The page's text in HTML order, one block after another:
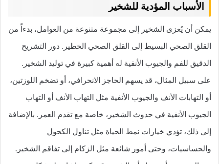
الأسباب المؤدية للشخير
يمكن أن يُعزى الشخير إلى مجموعة متنوعة من العوامل، بدءاً من
القلق الصحي البسيط إلى القلق الصحي الخطير. دور التشريح
الدقيق للفم والجيوب الأنفية له أهمية كبيرة في توليد الشخير.
على سبيل المثال، قد يسهم الحاجز الانحرافي، أو تضخم اللوزتين،
أو التهابات الأنف والجيوب الأنفية مثل التهاب الأنف أو التهاب
الجيوب الأنفية في حدوث الشخير، خاصة مع تقدم العمر. بالإضافة
إلى ذلك، تؤدي خيارات نمط الحياة مثل تناول الكحول
والحساسيات، وحتى أمور شائعة مثل الزكام إلى تفاقم الشخير.